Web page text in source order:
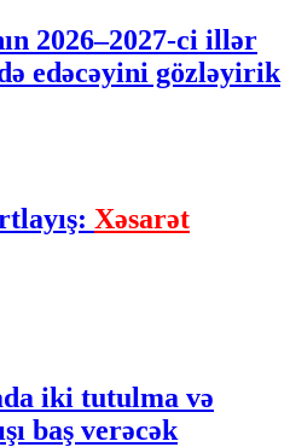
2026–2027-ci illər
edəcəyini gözləyirik
Xəsarət
iki tutulma və
baş verəcək